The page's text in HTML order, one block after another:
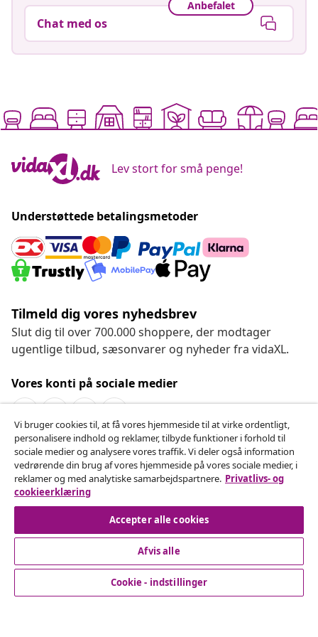
Anbefalet
Chat med os
Lev stort for små penge!
Understøttede betalingsmetoder
Tilmeld dig vores nyhedsbrev
Slut dig til over 700.000 shoppere, der modtager
ugentlige tilbud, sæsonvarer og nyheder fra vidaXL.
Vores konti på sociale medier
Fortryd køb
Indsend en anmodning om at fortryde din ordre.
Fortryd køb
Kundeservice
Vi bruger cookies til, at få vores hjemmeside til at virke ordentligt,
personalisere indhold og reklamer, tilbyde funktioner i forhold til
sociale medier og analysere vores traffik. Vi deler også information
vedrørende din brug af vores hjemmeside på vores sociale medier, i
reklamer og med analytiske samarbejdspartnere. Privatlivs- og
cookieerklæring
Accepter alle cookies
Afvis alle
Cookie - indstillinger